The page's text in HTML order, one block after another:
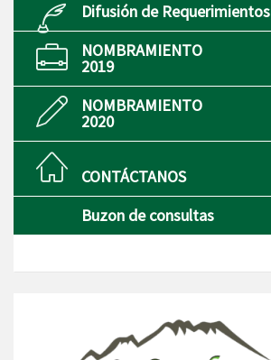
Difusión de Requerimientos
NOMBRAMIENTO
2019
NOMBRAMIENTO
2020
CONTÁCTANOS
Buzon de consultas